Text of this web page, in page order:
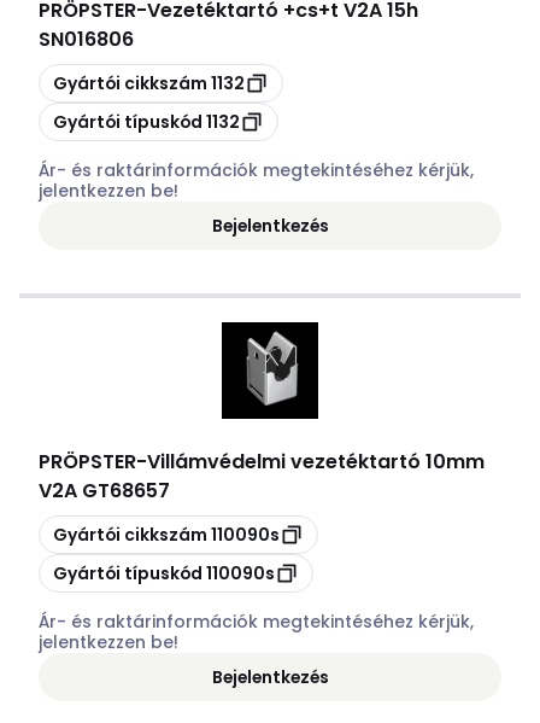
PRÖPSTER-Vezetéktartó +cs+t V2A 15h
SN016806
Másolás
Gyártói cikkszám 1132
Másolás
Gyártói típuskód 1132
Ár- és raktárinformációk megtekintéséhez kérjük,
jelentkezzen be!
Bejelentkezés
PRÖPSTER-Villámvédelmi vezetéktartó 10mm
V2A GT68657
Másolás
Gyártói cikkszám 110090s
Másolás
Gyártói típuskód 110090s
Ár- és raktárinformációk megtekintéséhez kérjük,
jelentkezzen be!
Bejelentkezés